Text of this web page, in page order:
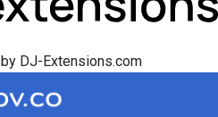
by DJ-Extensions.com